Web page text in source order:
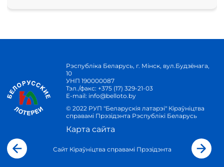
Рэспубліка Беларусь, г. Мінск, вул.Будзёнага,
10
УНП 190000087
Тэл./факс: +375 (17) 329-21-03
E-mail: info@belloto.by
© 2022 РУП "Беларускія латарэі" Кіраўніцтва
справамі Прэзідэнта Рэспублікі Беларусь
Карта сайта
Сайт Кіраўніцтва справамі Прэзідэнта